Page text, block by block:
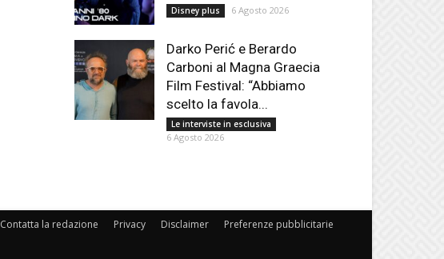
Disney plus 6 Agosto 2026
Darko Perić e Berardo
Carboni al Magna Graecia
Film Festival: “Abbiamo
scelto la favola...
Le interviste in esclusiva
6 Agosto 2026
Contatta la redazione Privacy Disclaimer Preferenze pubblicitarie